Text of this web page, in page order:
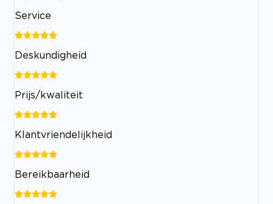
Service
Deskundigheid
Prijs/kwaliteit
Klantvriendelijkheid
Bereikbaarheid